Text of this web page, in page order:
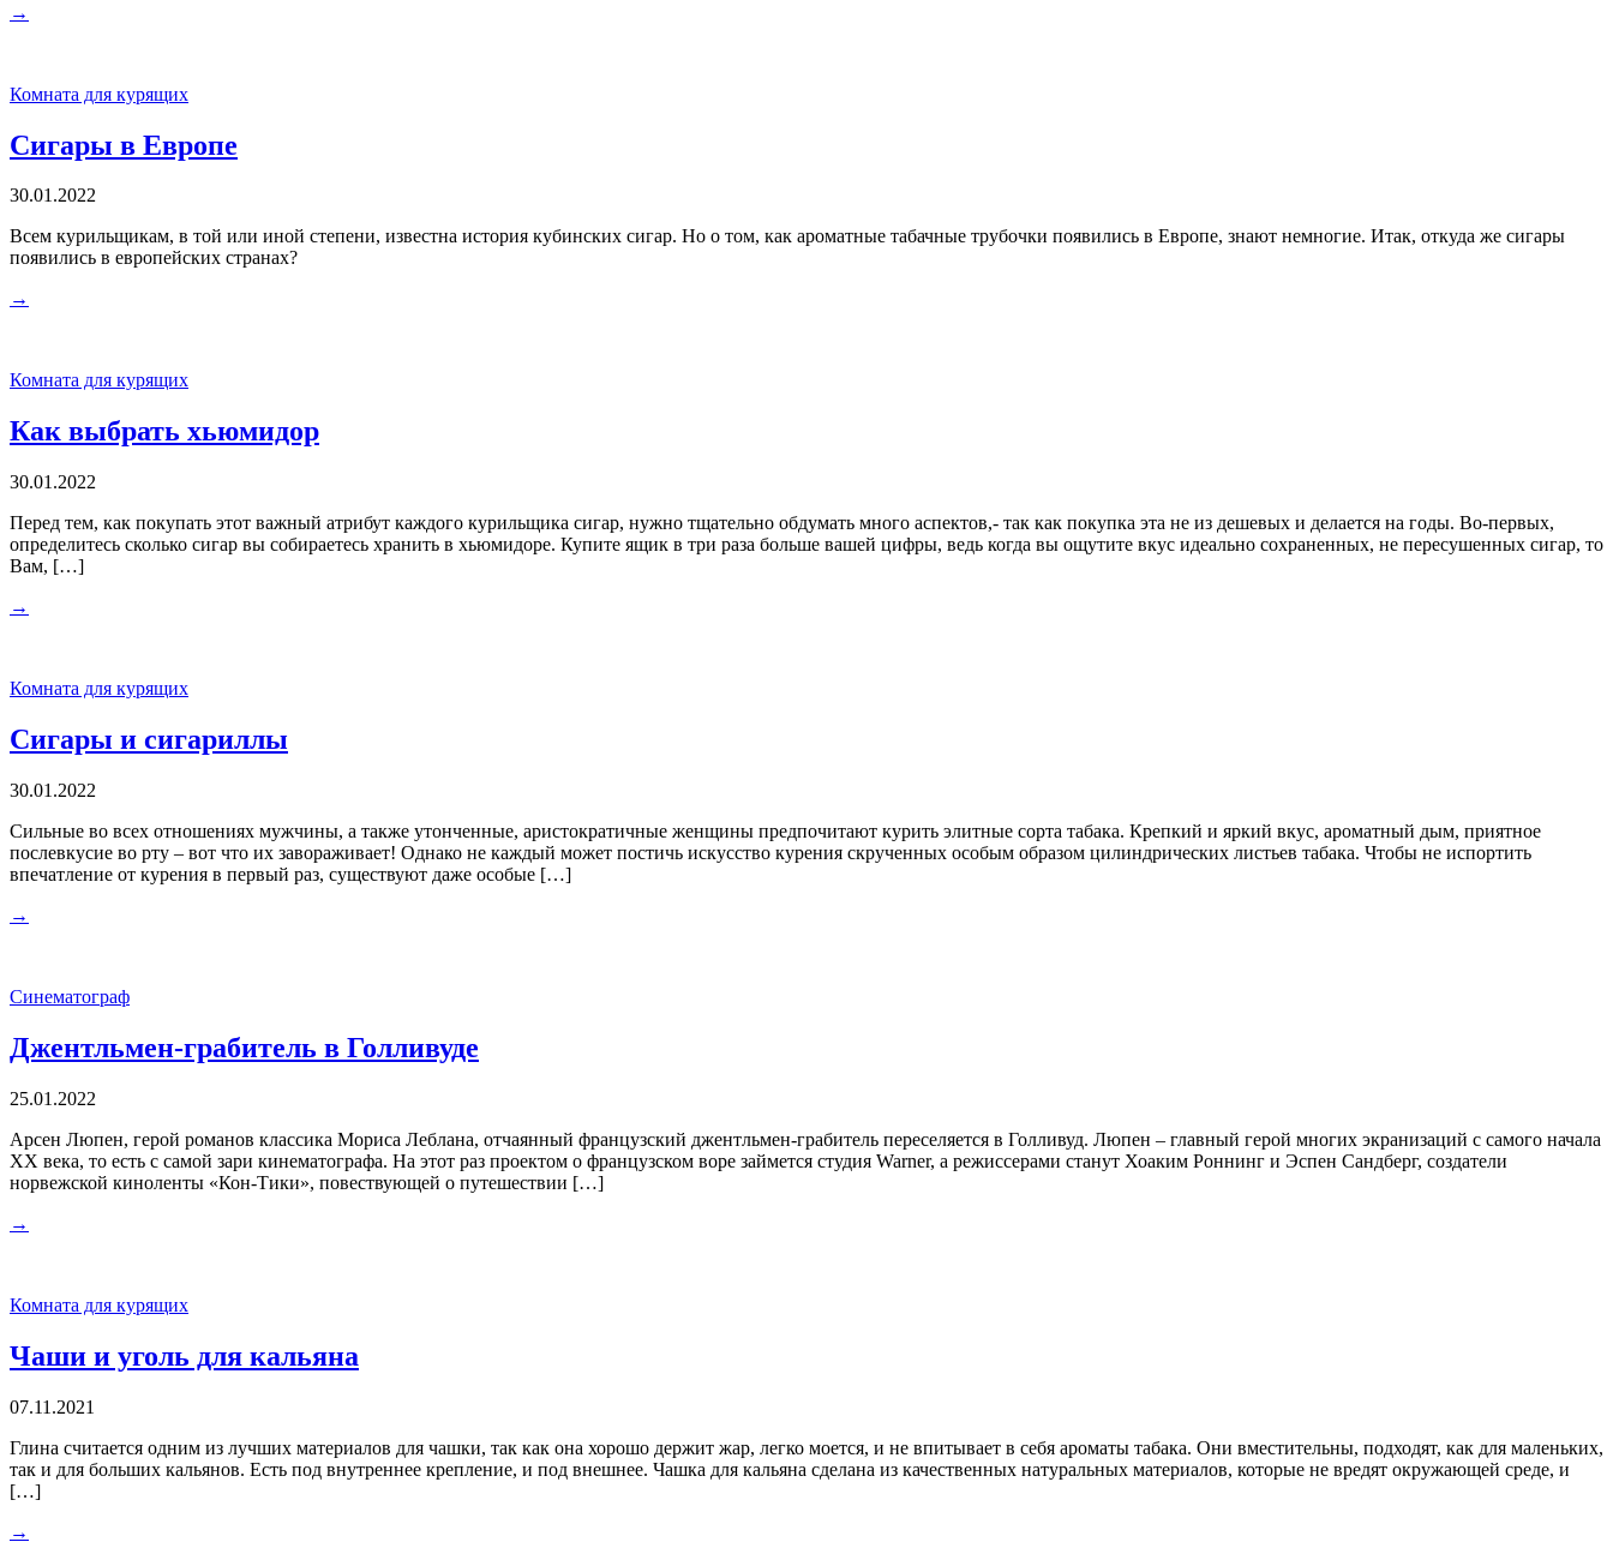
→
Комната для курящих
Сигары в Европе
30.01.2022
Всем курильщикам, в той или иной степени, известна история кубинских сигар. Но о том, как ароматные табачные трубочки появились в Европе, знают немногие. Итак, откуда же сигары
появились в европейских странах?
→
Комната для курящих
Как выбрать хьюмидор
30.01.2022
Перед тем, как покупать этот важный атрибут каждого курильщика сигар, нужно тщательно обдумать много аспектов,- так как покупка эта не из дешевых и делается на годы. Во-первых,
определитесь сколько сигар вы собираетесь хранить в хьюмидоре. Купите ящик в три раза больше вашей цифры, ведь когда вы ощутите вкус идеально сохраненных, не пересушенных сигар, то
Вам, […]
→
Комната для курящих
Сигары и сигариллы
30.01.2022
Сильные во всех отношениях мужчины, а также утонченные, аристократичные женщины предпочитают курить элитные сорта табака. Крепкий и яркий вкус, ароматный дым, приятное
послевкусие во рту – вот что их завораживает! Однако не каждый может постичь искусство курения скрученных особым образом цилиндрических листьев табака. Чтобы не испортить
впечатление от курения в первый раз, существуют даже особые […]
→
Синематограф
Джентльмен-грабитель в Голливуде
25.01.2022
Арсен Люпен, герой романов классика Мориса Леблана, отчаянный французский джентльмен-грабитель переселяется в Голливуд. Люпен – главный герой многих экранизаций с самого начала
ХХ века, то есть с самой зари кинематографа. На этот раз проектом о французском воре займется студия Warner, а режиссерами станут Хоаким Роннинг и Эспен Сандберг, создатели
норвежской киноленты «Кон-Тики», повествующей о путешествии […]
→
Комната для курящих
Чаши и уголь для кальяна
07.11.2021
Глина считается одним из лучших материалов для чашки, так как она хорошо держит жар, легко моется, и не впитывает в себя ароматы табака. Они вместительны, подходят, как для маленьких,
так и для больших кальянов. Есть под внутреннее крепление, и под внешнее. Чашка для кальяна сделана из качественных натуральных материалов, которые не вредят окружающей среде, и
[…]
→